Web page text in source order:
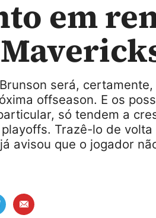
em
será,
offseason. E os
só tendem a
Trazê-lo de
avisou que o jogador